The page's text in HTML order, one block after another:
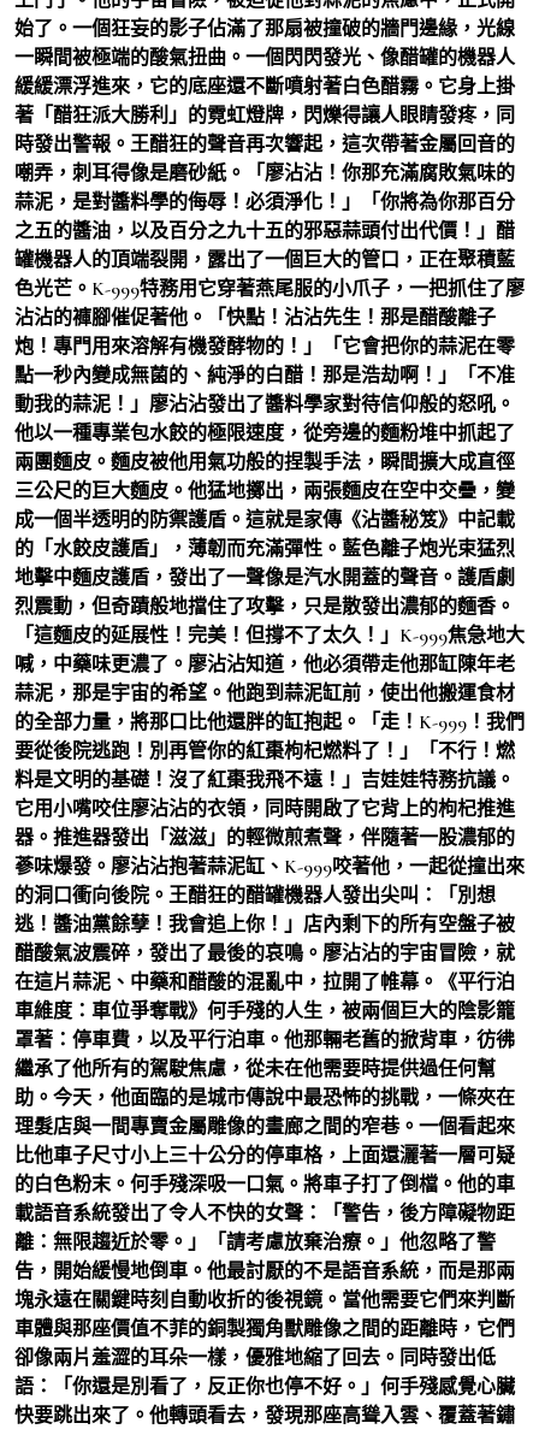
始了。一個狂妄的影子佔滿了那扇被撞破的牆門邊緣，光線
一瞬間被極端的酸氣扭曲。一個閃閃發光、像醋罐的機器人
緩緩漂浮進來，它的底座還不斷噴射著白色醋霧。它身上掛
著「醋狂派大勝利」的霓虹燈牌，閃爍得讓人眼睛發疼，同
時發出警報。王醋狂的聲音再次響起，這次帶著金屬回音的
嘲弄，刺耳得像是磨砂紙。「廖沾沾！你那充滿腐敗氣味的
蒜泥，是對醬料學的侮辱！必須淨化！」「你將為你那百分
之五的醬油，以及百分之九十五的邪惡蒜頭付出代價！」醋
罐機器人的頂端裂開，露出了一個巨大的管口，正在聚積藍
色光芒。K-999特務用它穿著燕尾服的小爪子，一把抓住了廖
沾沾的褲腳催促著他。「快點！沾沾先生！那是醋酸離子
炮！專門用來溶解有機發酵物的！」「它會把你的蒜泥在零
點一秒內變成無菌的、純淨的白醋！那是浩劫啊！」「不准
動我的蒜泥！」廖沾沾發出了醬料學家對待信仰般的怒吼。
他以一種專業包水餃的極限速度，從旁邊的麵粉堆中抓起了
兩團麵皮。麵皮被他用氣功般的捏製手法，瞬間擴大成直徑
三公尺的巨大麵皮。他猛地擲出，兩張麵皮在空中交疊，變
成一個半透明的防禦護盾。這就是家傳《沾醬秘笈》中記載
的「水餃皮護盾」，薄韌而充滿彈性。藍色離子炮光束猛烈
地擊中麵皮護盾，發出了一聲像是汽水開蓋的聲音。護盾劇
烈震動，但奇蹟般地擋住了攻擊，只是散發出濃郁的麵香。
「這麵皮的延展性！完美！但撐不了太久！」K-999焦急地大
喊，中藥味更濃了。廖沾沾知道，他必須帶走他那缸陳年老
蒜泥，那是宇宙的希望。他跑到蒜泥缸前，使出他搬運食材
的全部力量，將那口比他還胖的缸抱起。「走！K-999！我們
要從後院逃跑！別再管你的紅棗枸杞燃料了！」「不行！燃
料是文明的基礎！沒了紅棗我飛不遠！」吉娃娃特務抗議。
它用小嘴咬住廖沾沾的衣領，同時開啟了它背上的枸杞推進
器。推進器發出「滋滋」的輕微煎煮聲，伴隨著一股濃郁的
蔘味爆發。廖沾沾抱著蒜泥缸、K-999咬著他，一起從撞出來
的洞口衝向後院。王醋狂的醋罐機器人發出尖叫：「別想
逃！醬油黨餘孽！我會追上你！」店內剩下的所有空盤子被
醋酸氣波震碎，發出了最後的哀鳴。廖沾沾的宇宙冒險，就
在這片蒜泥、中藥和醋酸的混亂中，拉開了帷幕。《平行泊
車維度：車位爭奪戰》何手殘的人生，被兩個巨大的陰影籠
罩著：停車費，以及平行泊車。他那輛老舊的掀背車，彷彿
繼承了他所有的駕駛焦慮，從未在他需要時提供過任何幫
助。今天，他面臨的是城市傳說中最恐怖的挑戰，一條夾在
理髮店與一間專賣金屬雕像的畫廊之間的窄巷。一個看起來
比他車子尺寸小上三十公分的停車格，上面還灑著一層可疑
的白色粉末。何手殘深吸一口氣。將車子打了倒檔。他的車
載語音系統發出了令人不快的女聲：「警告，後方障礙物距
離：無限趨近於零。」「請考慮放棄治療。」他忽略了警
告，開始緩慢地倒車。他最討厭的不是語音系統，而是那兩
塊永遠在關鍵時刻自動收折的後視鏡。當他需要它們來判斷
車體與那座價值不菲的銅製獨角獸雕像之間的距離時，它們
卻像兩片羞澀的耳朵一樣，優雅地縮了回去。同時發出低
語：「你還是別看了，反正你也停不好。」何手殘感覺心臟
快要跳出來了。他轉頭看去，發現那座高聳入雲、覆蓋著鏽